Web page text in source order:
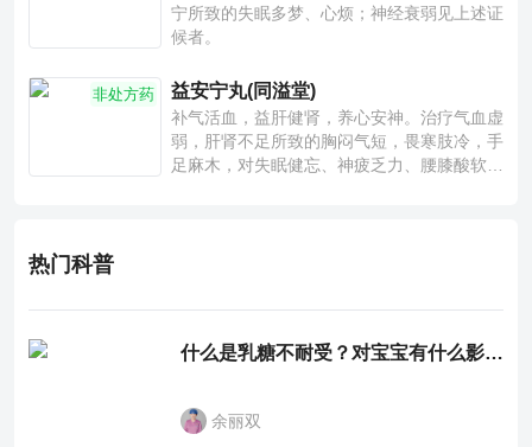
宁所致的失眠多梦、心烦；神经衰弱见上述证
候者。
非处方药 益安宁丸(同溢堂)
补气活血，益肝健肾，养心安神。治疗气血虚
弱，肝肾不足所致的胸闷气短，畏寒肢冷，手
足麻木，对失眠健忘、神疲乏力、腰膝酸软也
热门科普
什么是乳糖不耐受？对宝宝有什么影响？
余丽双